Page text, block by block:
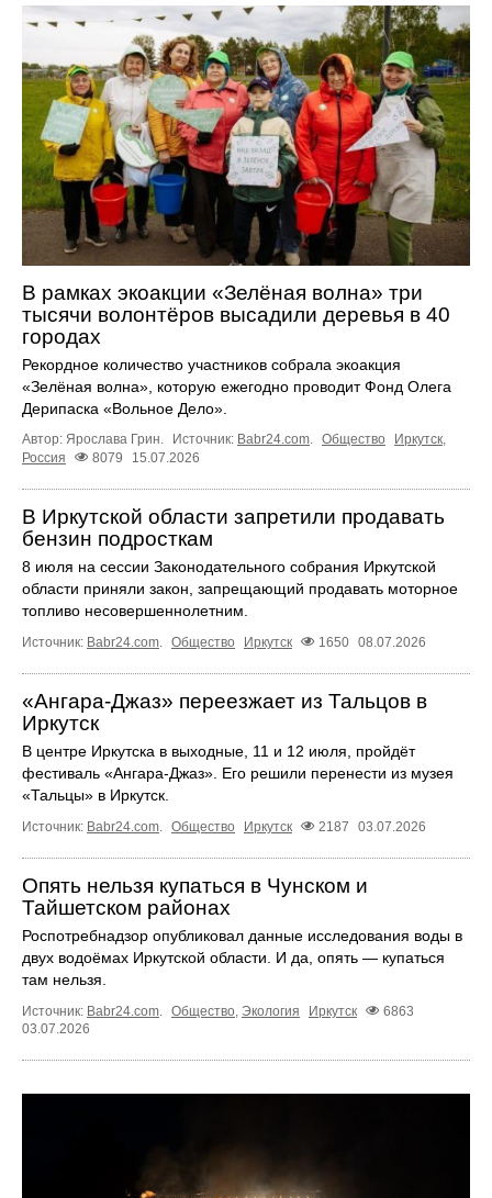
В рамках экоакции «Зелёная волна» три
тысячи волонтёров высадили деревья в 40
городах
Рекордное количество участников собрала экоакция
«Зелёная волна», которую ежегодно проводит Фонд Олега
Дерипаска «Вольное Дело».
Автор: Ярослава Грин. Источник: Babr24.com. Общество Иркутск,
Россия
8079 15.07.2026
В Иркутской области запретили продавать
бензин подросткам
8 июля на сессии Законодательного собрания Иркутской
области приняли закон, запрещающий продавать моторное
топливо несовершеннолетним.
Источник: Babr24.com. Общество Иркутск 1650 08.07.2026
«Ангара‑Джаз» переезжает из Тальцов в
Иркутск
В центре Иркутска в выходные, 11 и 12 июля, пройдёт
фестиваль «Ангара‑Джаз». Его решили перенести из музея
«Тальцы» в Иркутск.
Источник: Babr24.com. Общество Иркутск 2187 03.07.2026
Опять нельзя купаться в Чунском и
Тайшетском районах
Роспотребнадзор опубликовал данные исследования воды в
двух водоёмах Иркутской области. И да, опять — купаться
там нельзя.
Источник: Babr24.com. Общество, Экология Иркутск
6863
03.07.2026